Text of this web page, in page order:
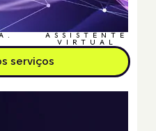
ASSISTENTE
VIRTUAL
serviços